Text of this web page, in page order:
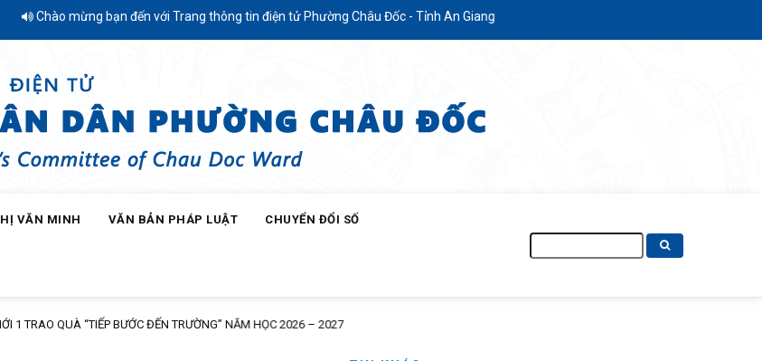
bạn đến với Trang thông tin điện tử Phường Châu Đốc - Tỉnh An Giang
VĂN MINH VĂN BẢN PHÁP LUẬT CHUYỂN ĐỔI SỐ
kiếm
1 TRAO QUÀ “TIẾP BƯỚC ĐẾN TRƯỜNG” NĂM HỌC 2026 – 2027